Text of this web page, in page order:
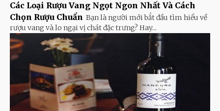
Các Loại Rượu Vang Ngọt Ngon Nhất Và Cách
Chọn Rượu Chuẩn Bạn là người mới bắt đầu tìm hiểu về
rượu vang và lo ngại vị chát đặc trưng? Hay...